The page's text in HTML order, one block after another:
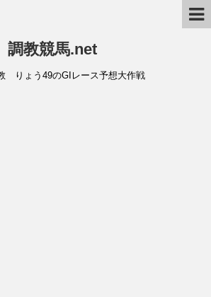
調教競馬.net
りょう49のGIレース予想大作戦